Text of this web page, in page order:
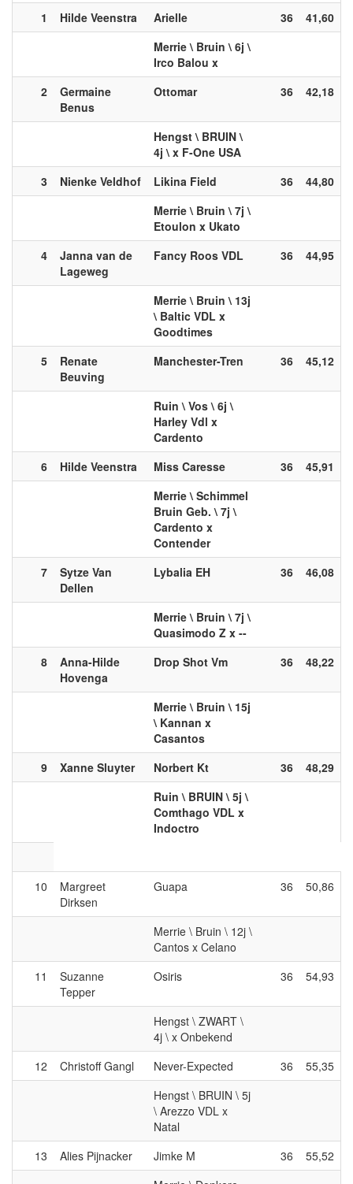
1
Hilde Veenstra Arielle 36
41,60
Merrie \ Bruin \ 6j \
Irco Balou x
2
Germaine
Benus
Ottomar 36 42,18
Hengst \ BRUIN \
4j \ x F-One USA
3
Nienke Veldhof Likina Field 36
44,80
Merrie \ Bruin \ 7j \
Etoulon x Ukato
4
Janna van de
Lageweg
Fancy Roos VDL 36 44,95
Merrie \ Bruin \ 13j
\ Baltic VDL x
Goodtimes
5
Renate
Beuving
Manchester-Tren 36 45,12
Ruin \ Vos \ 6j \
Harley Vdl x
Cardento
6
Hilde Veenstra Miss Caresse 36
45,91
Merrie \ Schimmel
Bruin Geb. \ 7j \
Cardento x
Contender
7
Sytze Van
Dellen
Lybalia EH 36 46,08
Merrie \ Bruin \ 7j \
Quasimodo Z x --
8
Anna-Hilde
Hovenga
Drop Shot Vm 36 48,22
Merrie \ Bruin \ 15j
\ Kannan x
Casantos
9
Xanne Sluyter Norbert Kt 36
48,29
Ruin \ BRUIN \ 5j \
Comthago VDL x
Indoctro
10
Margreet
Dirksen
Guapa 36 50,86
Merrie \ Bruin \ 12j \
Cantos x Celano
11
Suzanne
Tepper
Osiris 36 54,93
Hengst \ ZWART \
4j \ x Onbekend
12
Christoff Gangl Never-Expected 36
55,35
Hengst \ BRUIN \ 5j
\ Arezzo VDL x
Natal
13
Alies Pijnacker Jimke M 36
55,52